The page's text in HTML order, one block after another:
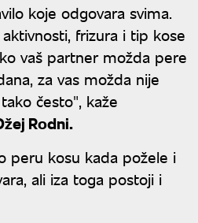
koje odgovara svima.
frizura i tip kose
vaš partner možda pere
za vas možda nije
često", kaže
Rodni.
peru kosu kada požele i
ali iza toga postoji i